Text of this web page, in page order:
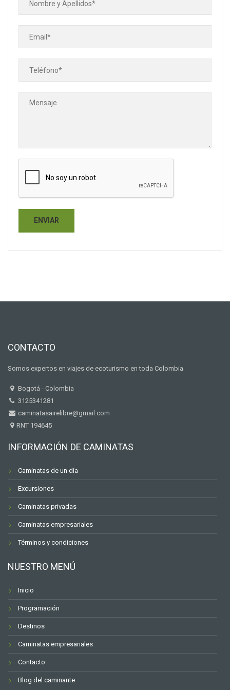
CONTACTO
Somos expertos en viajes de ecoturismo en toda Colombia
Bogotá - Colombia
3125341281
caminatasairelibre@gmail.com
RNT 194645
INFORMACIÓN DE CAMINATAS
Caminatas de un día
Excursiones
Caminatas privadas
Caminatas empresariales
Términos y condiciones
NUESTRO MENÚ
Inicio
Programación
Destinos
Caminatas empresariales
Contacto
Blog del caminante